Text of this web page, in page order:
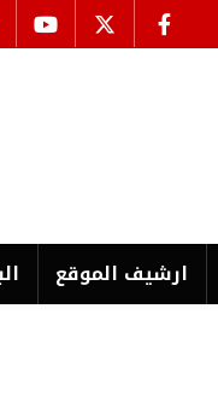
ارشیف الموقع